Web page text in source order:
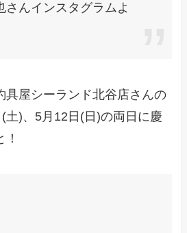
んインスタグラムよ
屋シーランド北谷店さんの
土)、5月12日(日)の両日に慶
！